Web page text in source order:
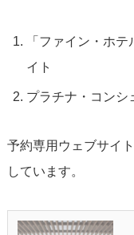
「ファイン・ホ
イト
プラチナ・コンシ
予約専用ウェブサイ
しています。